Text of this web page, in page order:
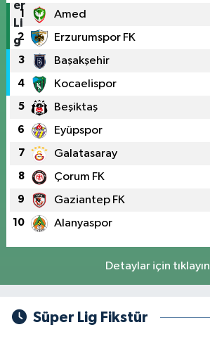
1 Amed
2 Erzurumspor FK
3 Başakşehir
4 Kocaelispor
5 Beşiktaş
6 Eyüpspor
7 Galatasaray
8 Çorum FK
9 Gaziantep FK
10 Alanyaspor
Detaylar için tıklayın
Süper Lig Fikstür